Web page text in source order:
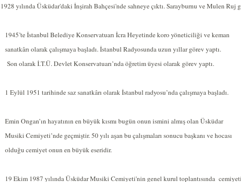
1928 yılında Üsküdar'daki İnşirah Bahçesi'nde sahneye çıktı. Sarayburnu ve Mulen Ruj
1945’te İstanbul Belediye Konservatuarı İcra Heyetinde koro yöneticiliği ve keman
sanatkârı olarak çalışmaya başladı. İstanbul Radyosunda uzun yıllar görev yaptı.
Son olarak İ.T.Ü. Devlet Konservatuarı’nda öğretim üyesi olarak görev yaptı.
1 Eylül 1951 tarihinde saz sanatkârı olarak İstanbul radyosu’nda çalışmaya başladı.
Emin Ongan’ın hayatının en büyük kısmı bugün onun ismini almış olan Üsküdar
Musiki Cemiyeti’nde geçmiştir. 50 yılı aşan bu çalışmaları sonucu başkanı ve hocası
olduğu cemiyet onun en büyük eseridir.
19 Ekim 1987 yılında Üsküdar Musiki Cemiyeti'nin genel kurul toplantısında